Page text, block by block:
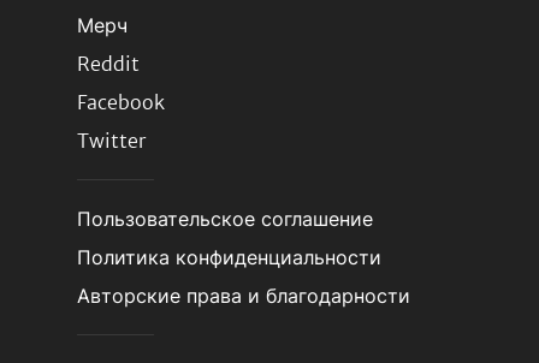
Мерч
Reddit
Facebook
Twitter
Пользовательское соглашение
Политика конфиденциальности
Авторские права и благодарности